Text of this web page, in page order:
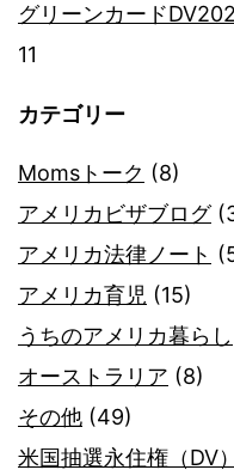
グリーンカード
11
カテゴリー
Momsトーク (8)
アメリカビザブログ
アメリカ法律ノート
アメリカ育児 (15)
うちのアメリカ暮らし
オーストラリア (8)
その他 (49)
米国抽選永住権（DV）